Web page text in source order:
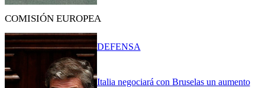
COMISIÓN EUROPEA
Italia negociará con Bruselas un aumento
DEFENSA